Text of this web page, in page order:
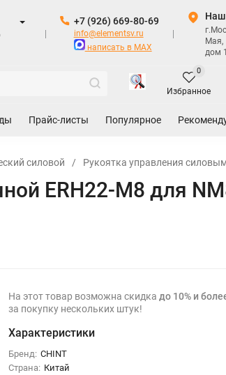
+7 (926) 669-80-69
info@elementsv.ru
написать в MAX
Наш
Мая,
дом
Избранное
0
Прайс-листы Популярное
силовой / Рукоятка управления
ERH22-M8 для
На этот товар возможна скидкадо 10% и
за покупку нескольких штук!
Характеристики
Бренд: CHINT
Страна: Китай